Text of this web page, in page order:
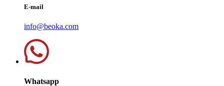
E-mail
info@beoka.com
Whatsapp